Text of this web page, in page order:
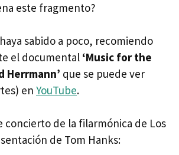
este fragmento?
sabido a poco, recomiendo
el documental ‘Music for the
Herrmann’ que se puede ver
en YouTube.
concierto de la filarmónica de Los
de Tom Hanks: